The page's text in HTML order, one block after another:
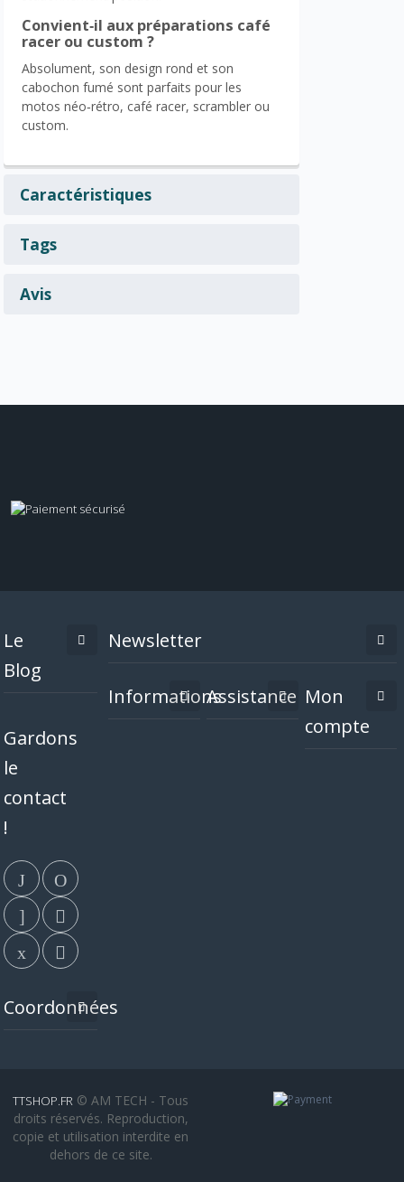
Convient‑il aux préparations café
racer ou custom ?
Absolument, son design rond et son
cabochon fumé sont parfaits pour les
motos néo‑rétro, café racer, scrambler ou
custom.
Caractéristiques
Tags
Avis
Le
Blog
Gardons
le
contact
!
Coordonnées
Newsletter
InformationsAssistance Mon
compte
TTSHOP.FR © AM TECH - Tous
droits réservés. Reproduction,
copie et utilisation interdite en
dehors de ce site.